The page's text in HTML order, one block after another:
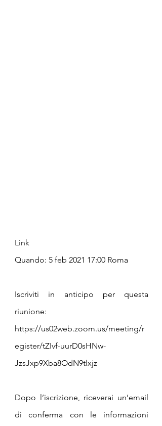
Link
Quando: 5 feb 2021 17:00 Roma
Iscriviti in anticipo per questa
riunione:
https://us02web.zoom.us/meeting/r
egister/tZIvf-uurD0sHNw-
JzsJxp9Xba8OdN9tlxjz
Dopo l’iscrizione, riceverai un’email
di conferma con le informazioni